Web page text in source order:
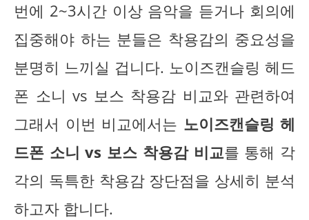
번에 2~3시간 이상 음악을 듣거나 회의에
집중해야 하는 분들은 착용감의 중요성을
분명히 느끼실 겁니다. 노이즈캔슬링 헤드
폰 소니 vs 보스 착용감 비교와 관련하여
그래서 이번 비교에서는 노이즈캔슬링 헤
드폰 소니 vs 보스 착용감 비교를 통해 각
각의 독특한 착용감 장단점을 상세히 분석
하고자 합니다.